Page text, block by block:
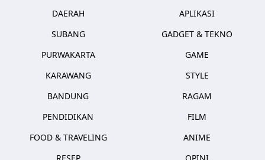
DAERAH
SUBANG
PURWAKARTA
KARAWANG
BANDUNG
PENDIDIKAN
FOOD & TRAVELING
APLIKASI
GADGET & TEKNO
GAME
STYLE
RAGAM
FILM
ANIME